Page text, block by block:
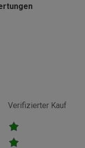
Verifizierter Kauf